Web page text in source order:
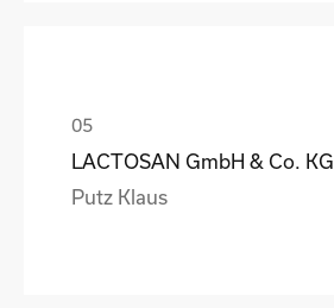
LACTOSAN GmbH & Co. KG
Putz Klaus